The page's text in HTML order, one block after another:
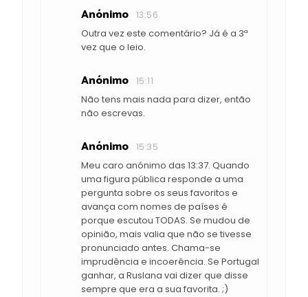
Anónimo 13:56
Outra vez este comentário? Já é a 3ª
vez que o leio.
Anónimo 15:11
Não tens mais nada para dizer, então
não escrevas.
Anónimo 15:35
Meu caro anónimo das 13:37. Quando
uma figura pública responde a uma
pergunta sobre os seus favoritos e
avança com nomes de países é
porque escutou TODAS. Se mudou de
opinião, mais valia que não se tivesse
pronunciado antes. Chama-se
imprudência e incoerência. Se Portugal
ganhar, a Ruslana vai dizer que disse
sempre que era a sua favorita. ;)